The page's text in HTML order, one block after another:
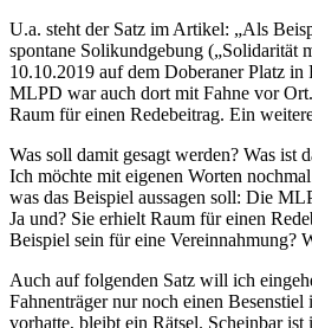
U.a. steht der Satz im Artikel: „Als
spontane Solikundgebung („Solidarität
10.10.2019 auf dem Doberaner Platz in
MLPD war auch dort mit Fahne vor
Raum für einen Redebeitrag. Ein
Was soll damit gesagt werden? Was ist
Ich möchte mit eigenen Worten
was das Beispiel aussagen soll: Die
Ja und? Sie erhielt Raum für einen
Beispiel sein für eine Vereinnahmung?
Auch auf folgenden Satz will ich
Fahnenträger nur noch einen
vorhatte, bleibt ein Rätsel. Scheinbar ist